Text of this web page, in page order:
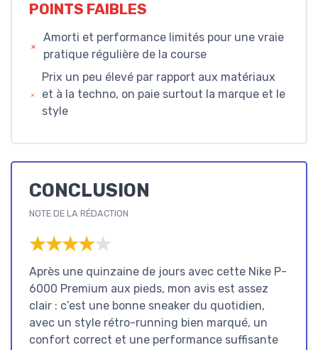
POINTS FAIBLES
Amorti et performance limités pour une vraie
pratique régulière de la course
Prix un peu élevé par rapport aux matériaux
et à la techno, on paie surtout la marque et le
style
CONCLUSION
NOTE DE LA RÉDACTION
★★★★★
★★★★★
Après une quinzaine de jours avec cette Nike P-
6000 Premium aux pieds, mon avis est assez
clair : c’est une bonne sneaker du quotidien,
avec un style rétro-running bien marqué, un
confort correct et une performance suffisante